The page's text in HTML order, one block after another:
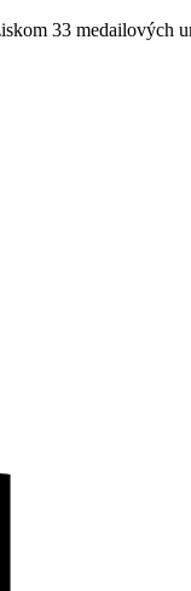
33 medailových